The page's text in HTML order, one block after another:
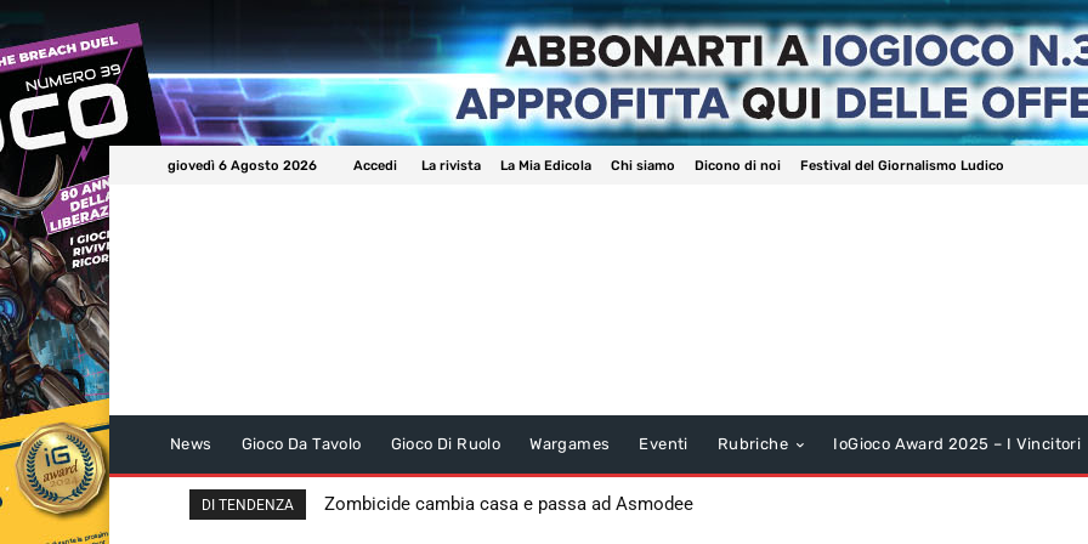
giovedì 6 Agosto 2026 Accedi La rivista La Mia Edicola Chi siamo Dicono di noi Festival del Giornalismo Ludico
News Gioco Da Tavolo Gioco Di Ruolo Wargames Eventi Rubriche IoGioco Award 2025 – I Vincitori
DI TENDENZA Zombicide cambia casa e passa ad Asmodee